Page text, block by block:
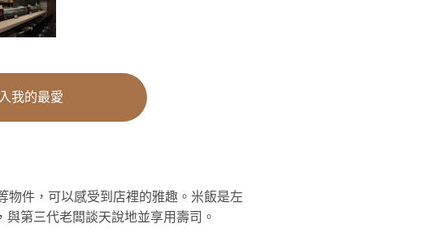
我的最愛
物件，可以感受到店裡的雅趣。米飯是左
第三代老闆談天說地並享用壽司。